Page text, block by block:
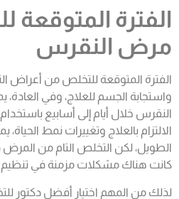
الفترة
مرض النقرس
الفترة المتوقعة للتخلص من أعراض
واستجابة الجسم للعلاج، وفي العادة،
النقرس خلال أيام إلى أسابيع
الالتزام بالعلاج وتغييرات نمط
الطويل، لكن التخلص التام من المرض
كانت هناك مشكلات مزمنة في
لذلك من المهم اختيار أفضل دكتور